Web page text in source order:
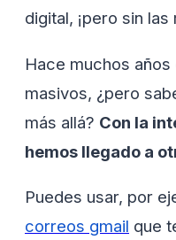
digital, ¡pero sin
Hace muchos
masivos, ¿pero
más allá? Con la
hemos llegado a
Puedes usar, por
correos gmail que